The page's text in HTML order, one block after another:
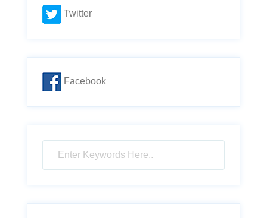
Twitter
Facebook